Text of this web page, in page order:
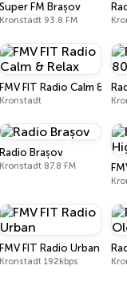
Super FM Brașov
Kronstadt 93.8 FM
FMV FIT Radio Calm &
Kronstadt
Radio Brașov
Kronstadt 87.8 FM
FMV FIT Radio Urban
Kronstadt 192kbps